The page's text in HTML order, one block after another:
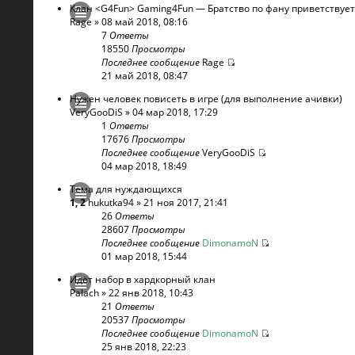
Клан <G4Fun> Gaming4Fun — Братство по фану
Rage » 08 май 2018, 08:16
7Ответы
18550Просмотры
Последнее сообщение Rage
21 май 2018, 08:47
Нужен человек повисеть в игре (для выполнение ачивки)
VeryGooDiS » 04 мар 2018, 17:29
1 Ответы
17676Просмотры
Последнее сообщениеVeryGooDiS
04 мар 2018, 18:49
Тема для нуждающихся
1,2hukutka94» 21 ноя 2017, 21:41
26Ответы
28607Просмотры
Последнее сообщение DimonamoN
01 мар 2018, 15:44
Идёт набор в хардкорный клан
Palach» 22 янв 2018, 10:43
21 Ответы
20537Просмотры
Последнее сообщение DimonamoN
25 янв 2018, 22:23